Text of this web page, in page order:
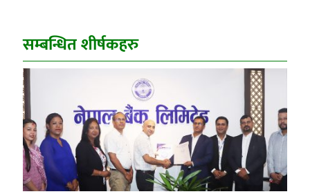
सम्बन्धित शीर्षकहरु